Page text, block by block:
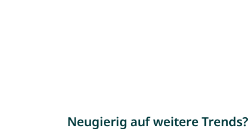
Neugierig auf weitere Trends?